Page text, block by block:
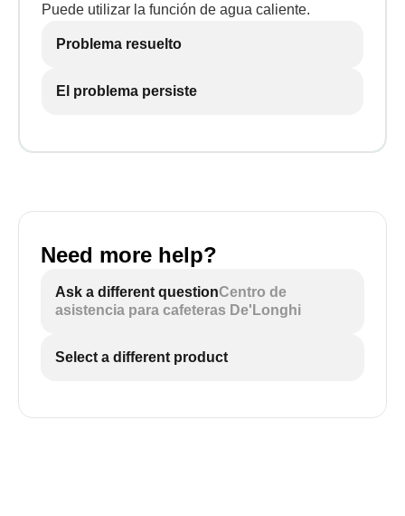
Puede utilizar la función de agua caliente.
Problema resuelto
El problema persiste
Need more help?
Ask a different questionCentro de
asistencia para cafeteras De'Longhi
Select a different product